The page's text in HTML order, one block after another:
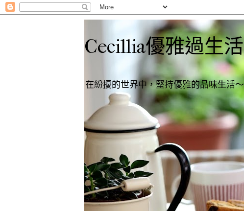
Cecillia優雅過生活
在紛擾的世界中，堅持優雅的品味生活～